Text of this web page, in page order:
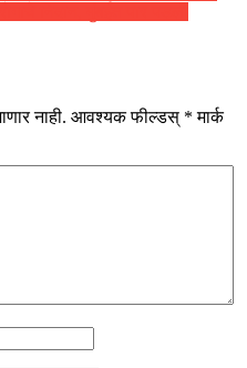
नाही. आवश्यक फील्डस् * मार्क